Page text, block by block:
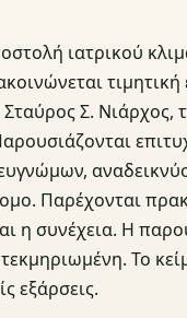
ιατρικού
Σ. Νιάρχος,
Παρέχονται
η συνέχεια. Η
Το
εξάρσεις.